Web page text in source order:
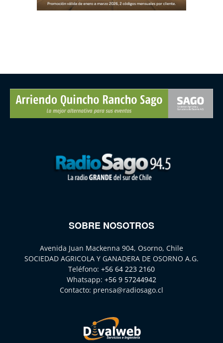
SOBRE NOSOTROS
Avenida Juan Mackenna 904, Osorno, Chile
SOCIEDAD AGRICOLA Y GANADERA DE OSORNO A.G.
Teléfono: +56 64 223 2160
Whatsapp: +56 9 57244942
Contacto: prensa@radiosago.cl